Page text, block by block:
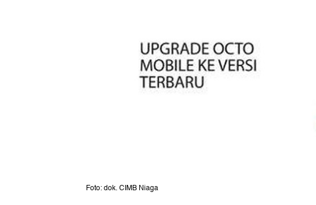
Foto: dok. CIMB Niaga